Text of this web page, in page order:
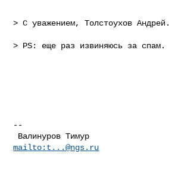
> С уважением, Толстоухов Андрей.
> PS: еще раз извиняюсь за спам.
--
mailto: t...@ngs.ru